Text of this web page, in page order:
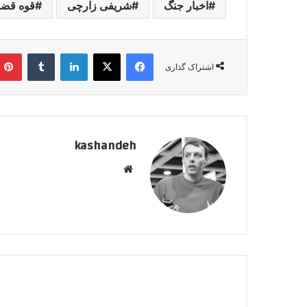
اخبار جنگ شریفی زارچی قوه
اشتراک گذاری
فیسبوکایکس لینکداین تامبلر
kashandeh